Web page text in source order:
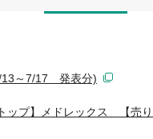
13～7/17 発表分)
ップ】メドレックス 【売り